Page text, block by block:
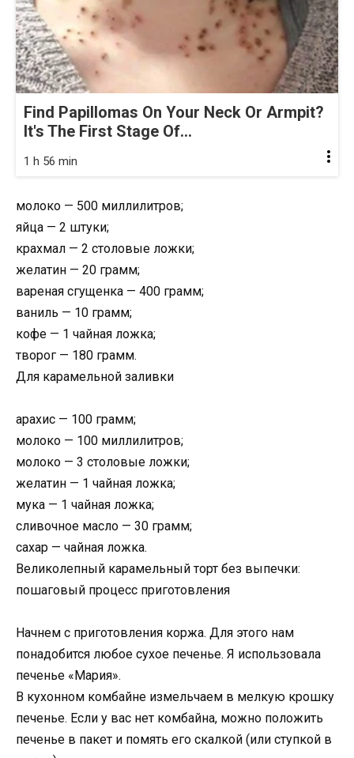
Find Papillomas On Your Neck Or Armpit?
It's The First Stage Of...
1 h 56 min
молоко — 500 миллилитров;
яйца — 2 штуки;
крахмал — 2 столовые ложки;
желатин — 20 грамм;
вареная сгущенка — 400 грамм;
ваниль — 10 грамм;
кофе — 1 чайная ложка;
творог — 180 грамм.
Для карамельной заливки
арахис — 100 грамм;
молоко — 100 миллилитров;
молоко — 3 столовые ложки;
желатин — 1 чайная ложка;
мука — 1 чайная ложка;
сливочное масло — 30 грамм;
сахар — чайная ложка.
Великолепный карамельный торт без выпечки:
пошаговый процесс приготовления
Начнем с приготовления коржа. Для этого нам
понадобится любое сухое печенье. Я использовала
печенье «Мария».
В кухонном комбайне измельчаем в мелкую крошку
печенье. Если у вас нет комбайна, можно положить
печенье в пакет и помять его скалкой (или ступкой в